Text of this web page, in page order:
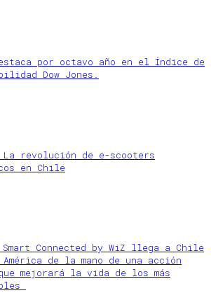
por octavo año en el Índice de
Dow Jones.
La revolución de e-scooters
en Chile
Connected by WiZ llega a Chile
de la mano de una acción
mejorará la vida de los más